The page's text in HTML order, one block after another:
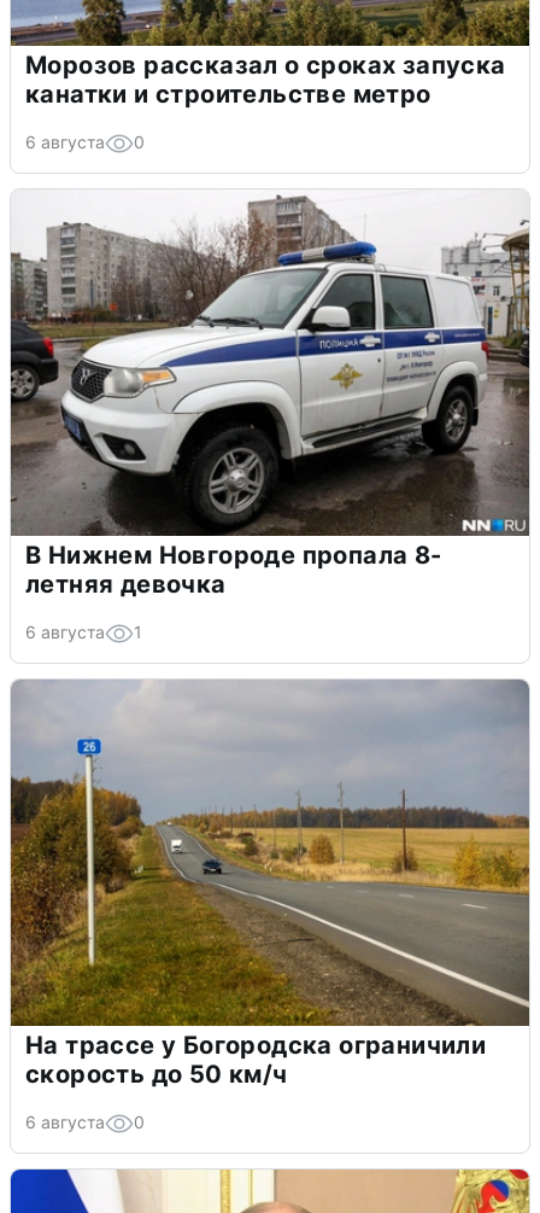
Морозов рассказал о сроках запуска
канатки и строительстве метро
6 августа 0
В Нижнем Новгороде пропала 8-
летняя девочка
6 августа 1
На трассе у Богородска ограничили
скорость до 50 км/ч
6 августа 0